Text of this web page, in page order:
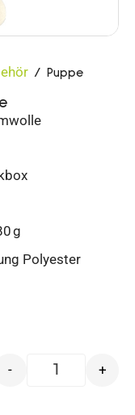
/ Puppe
g
Polyester
- +